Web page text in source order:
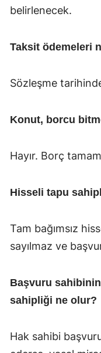
belirlenecek.
Taksit ödemeleri
Sözleşme
Konut, borcu
Hayır. Borç
Hisseli tapu
Tam bağımsız
sayılmaz ve
Başvuru
sahipliği ne olur?
Hak sahibi